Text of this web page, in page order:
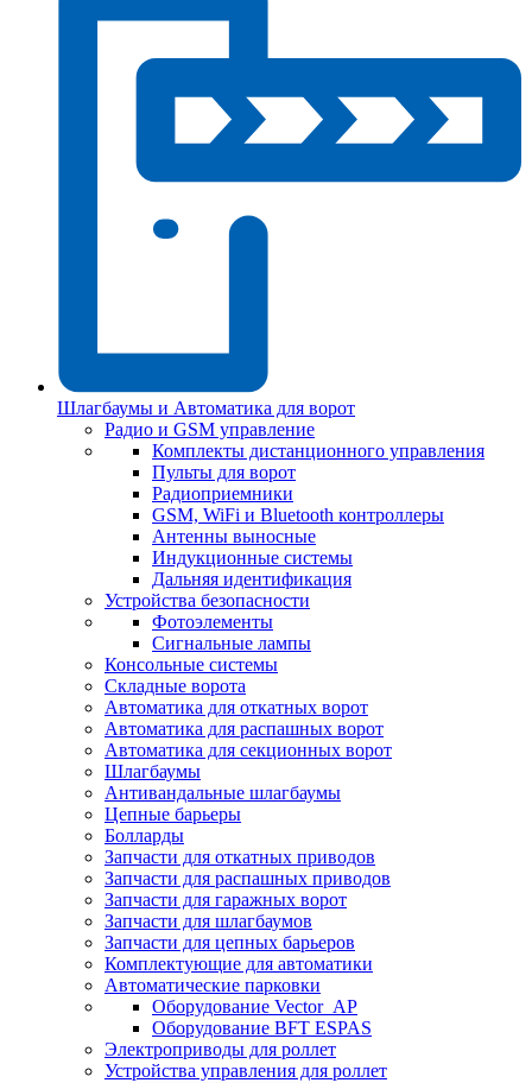
Шлагбаумы и Автоматика для ворот
Радио и GSM управление
Комплекты дистанционного управления
Пульты для ворот
Радиоприемники
GSM, WiFi и Bluetooth контроллеры
Антенны выносные
Индукционные системы
Дальняя идентификация
Устройства безопасности
Фотоэлементы
Сигнальные лампы
Консольные системы
Складные ворота
Автоматика для откатных ворот
Автоматика для распашных ворот
Автоматика для секционных ворот
Шлагбаумы
Антивандальные шлагбаумы
Цепные барьеры
Болларды
Запчасти для откатных приводов
Запчасти для распашных приводов
Запчасти для гаражных ворот
Запчасти для шлагбаумов
Запчасти для цепных барьеров
Комплектующие для автоматики
Автоматические парковки
Оборудование Vector_AP
Оборудование BFT ESPAS
Электроприводы для роллет
Устройства управления для роллет